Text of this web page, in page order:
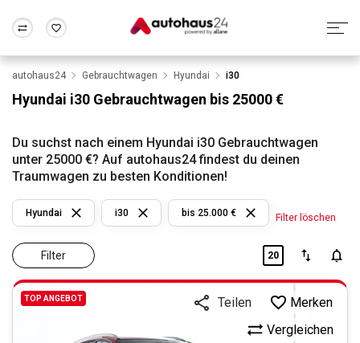
Wir bewerten dein Auto
Alle Fragen & Antworten
Rund um die Inzahlungnahme
Frankfurt Wuppertal
autohaus24 Gebrauchtwagen Hyundai i30
Hyundai i30 Gebrauchtwagen bis 25000 €
Du suchst nach einem Hyundai i30 Gebrauchtwagen
unter 25000 €? Auf autohaus24 findest du deinen
Traumwagen zu besten Konditionen!
Filter
Hyundai i30 bis 25.000 € Filter löschen
20
TOP ANGEBOT
Vergleichen
Teilen Merken